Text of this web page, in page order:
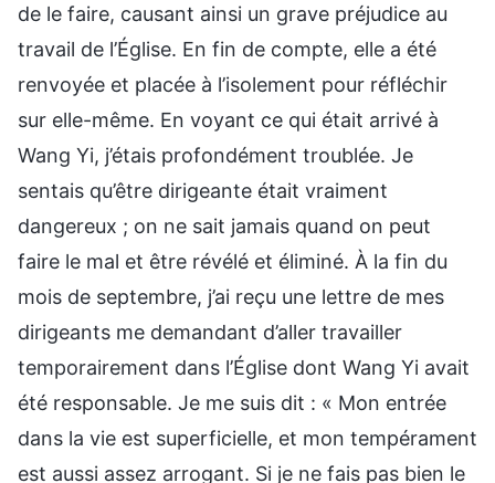
de le faire, causant ainsi un grave préjudice au
travail de l’Église. En fin de compte, elle a été
renvoyée et placée à l’isolement pour réfléchir
sur elle-même. En voyant ce qui était arrivé à
Wang Yi, j’étais profondément troublée. Je
sentais qu’être dirigeante était vraiment
dangereux ; on ne sait jamais quand on peut
faire le mal et être révélé et éliminé. À la fin du
mois de septembre, j’ai reçu une lettre de mes
dirigeants me demandant d’aller travailler
temporairement dans l’Église dont Wang Yi avait
été responsable. Je me suis dit : « Mon entrée
dans la vie est superficielle, et mon tempérament
est aussi assez arrogant. Si je ne fais pas bien le